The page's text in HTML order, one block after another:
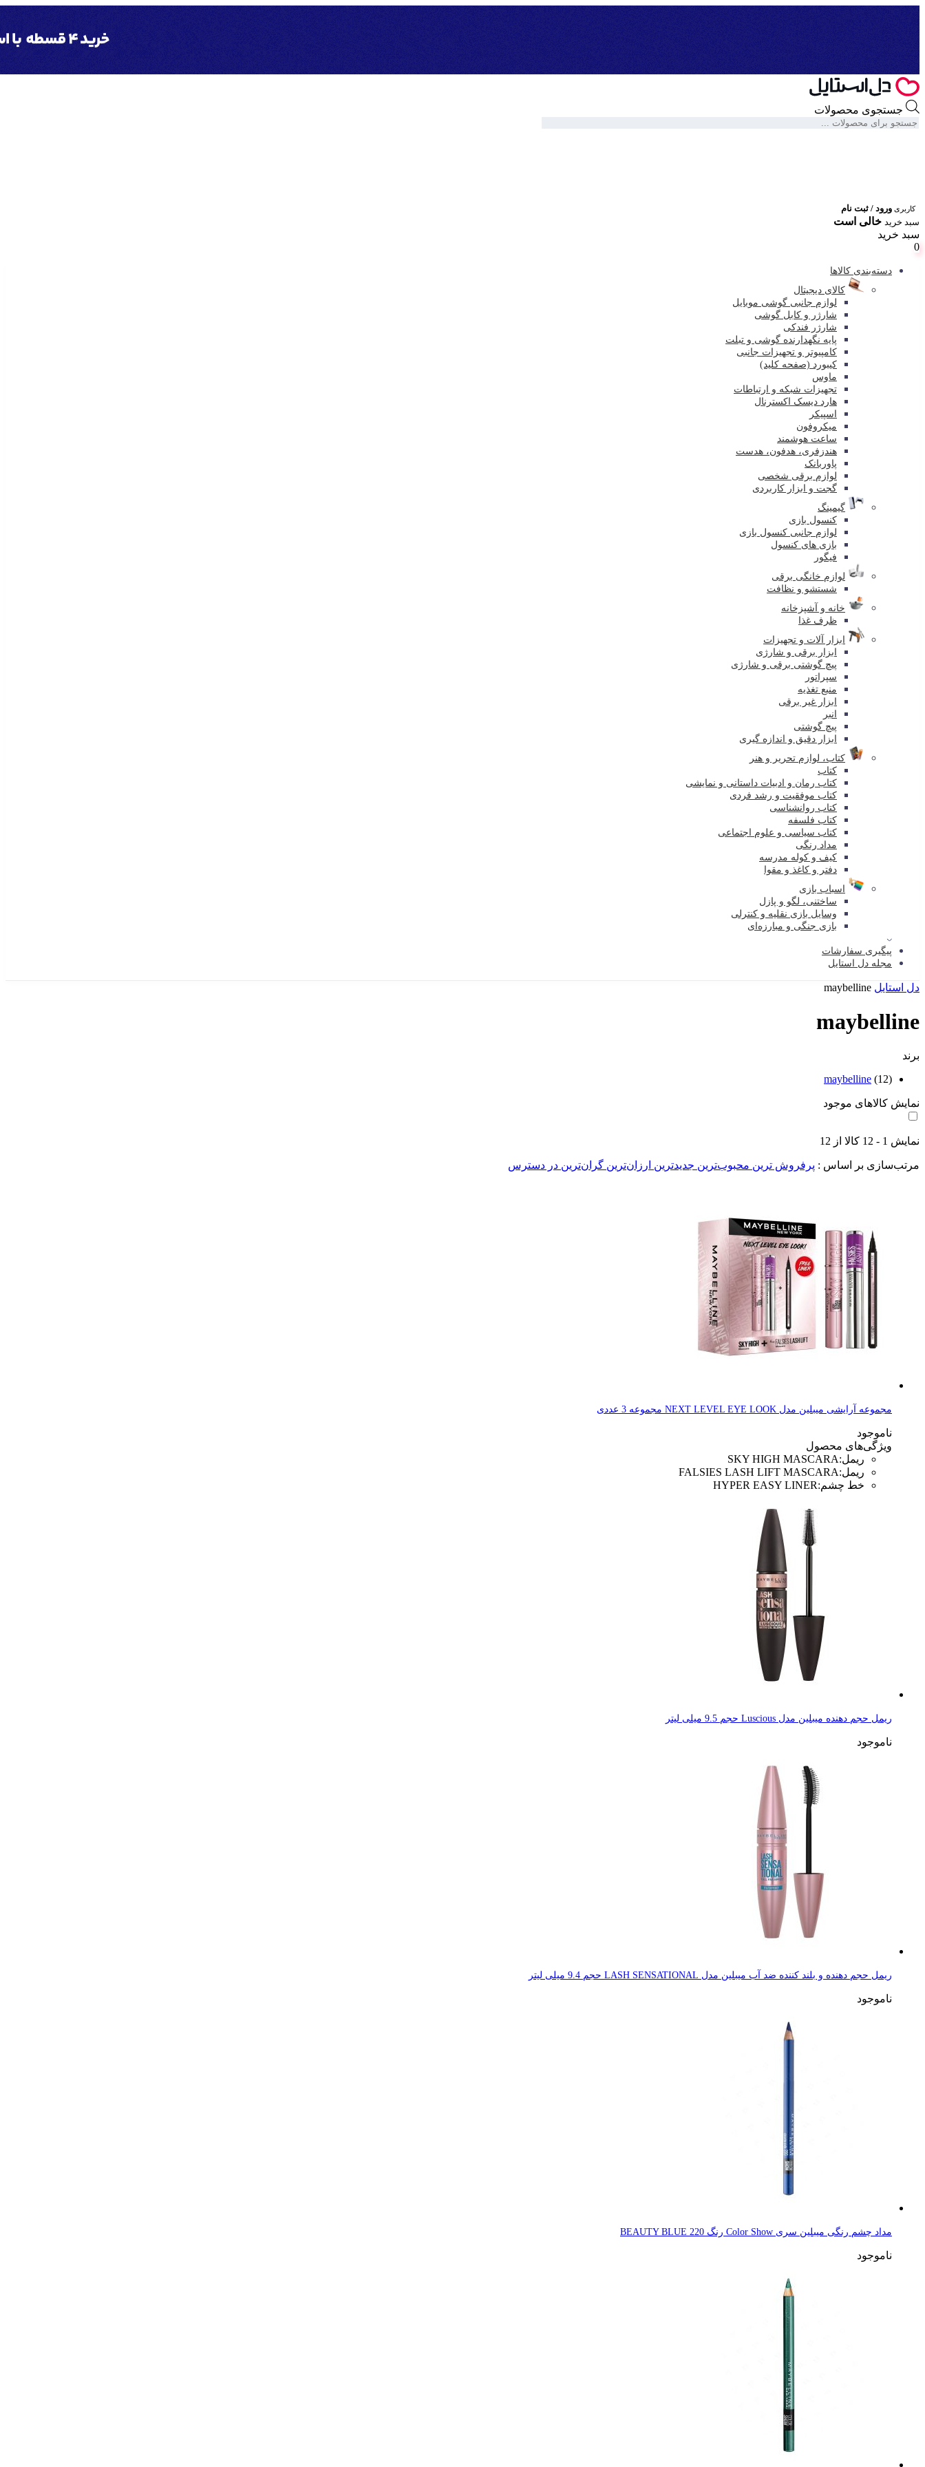
جستجوی محصولات
کاربری ورود / ثبت نام
سبد خرید خالی است
سبد خرید
0
دسته‌بندی کالاها
کالای دیجیتال
لوازم جانبی گوشی موبایل
شارژر و کابل گوشی
شارژر فندکی
پایه نگهدارنده گوشی و تبلت
کامپیوتر و تجهیزات جانبی
کیبورد (صفحه کلید)
ماوس
تجهیزات شبکه و ارتباطات
هارد دیسک اکسترنال
اسپیکر
میکروفون
ساعت هوشمند
هندزفری، هدفون، هدست
پاوربانک
لوازم برقی شخصی
گجت و ابزار کاربردی
گیمینگ
کنسول بازی
لوازم جانبی کنسول بازی
بازی های کنسول
فیگور
لوازم خانگی برقی
شستشو و نظافت
خانه و آشپزخانه
ظرف غذا
ابزار آلات و تجهیزات
ابزار برقی و شارژی
پیچ گوشتی برقی و شارژی
سپراتور
منبع تغذیه
ابزار غیر برقی
انبر
پیچ گوشتی
ابزار دقیق و اندازه گیری
کتاب، لوازم تحریر و هنر
کتاب
کتاب رمان و ادبیات داستانی و نمایشی
کتاب موفقیت و رشد فردی
کتاب روانشناسی
کتاب فلسفه
کتاب سیاسی و علوم اجتماعی
مداد رنگی
کیف و کوله مدرسه
دفتر و کاغذ و مقوا
اسباب بازی
ساختنی، لگو و پازل
وسایل بازی نقلیه و کنترلی
بازی جنگی و مبارزه‌ای
پیگیری سفارشات
مجله دل استایل
دل استایل maybelline
maybelline
برند
maybelline (12)
نمایش کالاهای موجود
نمایش 1
-
12 کالا از 12
مرتب‌سازی بر اساس : پرفروش ترین محبوب‌ترین جدیدترین ارزان‌ترین گران‌ترین در دسترس
مجموعه آرایشی میبلین مدل NEXT LEVEL EYE LOOK مجموعه 3 عددی
ناموجود
ویژگی‌های محصول
ریمل:
SKY HIGH MASCARA
ریمل:
FALSIES LASH LIFT MASCARA
خط چشم:
HYPER EASY LINER
ریمل حجم دهنده میبلین مدل Luscious حجم 9.5 میلی لیتر
ناموجود
ریمل حجم دهنده و بلند کننده ضد آب میبلین مدل LASH SENSATIONAL حجم 9.4 میلی لیتر
ناموجود
مداد چشم رنگی میبلین سری Color Show رنگ 220 BEAUTY BLUE
ناموجود